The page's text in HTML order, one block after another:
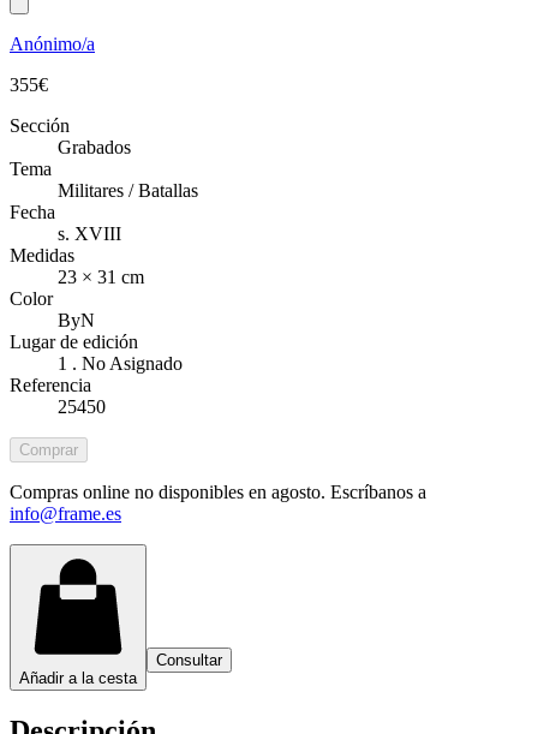
Anónimo/a
355€
Sección
Grabados
Tema
Militares / Batallas
Fecha
s. XVIII
Medidas
23 × 31 cm
Color
ByN
Lugar de edición
1 . No Asignado
Referencia
25450
Comprar
Compras online no disponibles en agosto. Escríbanos a
info@frame.es
Añadir a la cesta
Consultar